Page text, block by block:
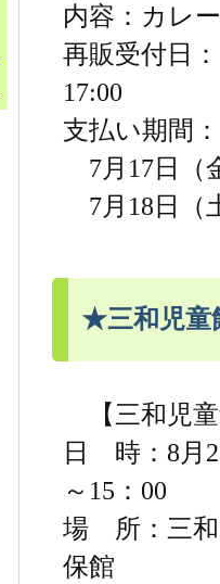
内容：カレ
再販受付日
17:00
支払い期間：
7月17日（
7月18日（
★三和児
【三和児
日 時：8月2
～15：00
場 所：三和
保館